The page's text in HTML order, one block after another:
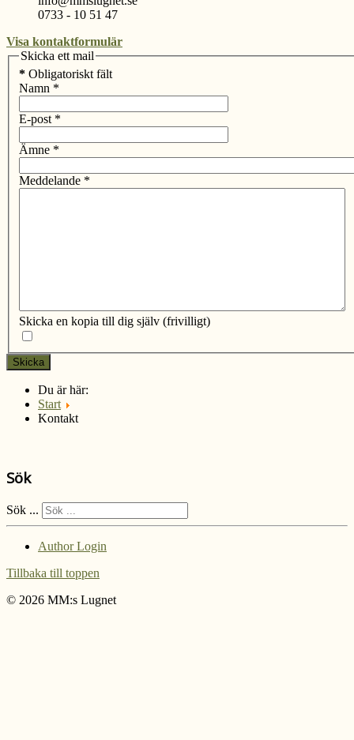
0733 - 10 51 47
Visa kontaktformulär
Skicka ett mail
* Obligatoriskt fält
Namn *
E-post*
Ämne *
Meddelande *
Skicka en kopia till dig själv (frivilligt)
Skicka
Du är här:
Start
Kontakt
Sök
Sök ...
Author Login
Tillbaka till toppen
© 2026 MM:s Lugnet